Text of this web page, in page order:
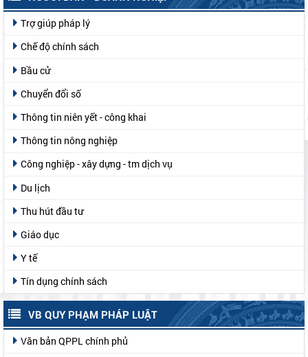
Trợ giúp pháp lý
Chế độ chính sách
Bầu cử
Chuyển đổi số
Thông tin niên yết - công khai
Thông tin nông nghiệp
Công nghiệp - xây dựng - tm dịch vụ
Du lịch
Thu hút đầu tư
Giáo dục
Y tế
Tín dụng chính sách
VB QUY PHẠM PHÁP LUẬT
Văn bản QPPL chính phủ